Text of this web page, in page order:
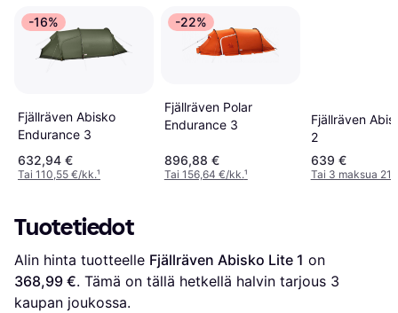
-16%
Fjällräven Abisko
Endurance 3
632,94 €
Tai 110,55 €/kk.¹
-22%
Fjällräven Polar
Endurance 3
896,88 €
Tai 156,64 €/kk.¹
Fjällräven
2
639 €
Tai 3 maksua
Tuotetiedot
Alin hinta tuotteelle Fjällräven Abisko Lite 1
368,99 €. Tämä on tällä hetkellä halvin tarjous 3
kaupan joukossa.